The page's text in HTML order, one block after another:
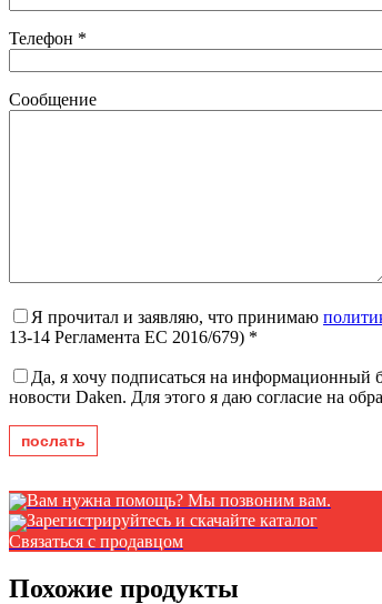
Телефон *
Сообщение
Я прочитал и заявляю, что принимаю
13-14 Регламента ЕС 2016/679) *
Да, я хочу подписаться на информационный
новости Daken. Для этого я даю согласие на
Вам нужна помощь? Мы позвоним вам.
Зарегистрируйтесь и скачайте каталог
Связаться с продавцом
Похожие продукты